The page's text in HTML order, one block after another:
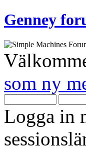
Genney
som ny
Logga in